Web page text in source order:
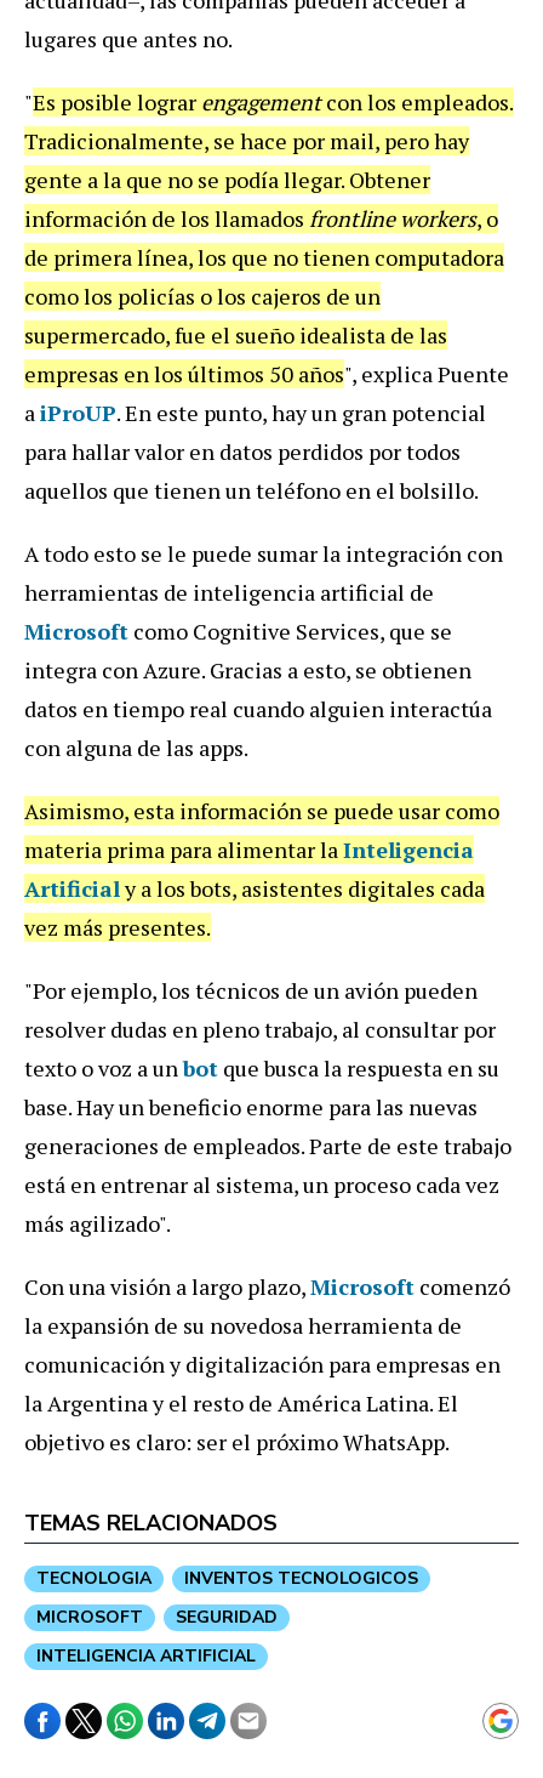
lugares que antes no.
"Es posible lograr engagementcon los empleados.
Tradicionalmente, se hace por mail, pero hay
gente a la que no se podía llegar. Obtener
información de los llamados frontline workers, o
de primera línea, los que no tienen computadora
como los policías o los cajeros de un
supermercado, fue el sueño idealista de las
empresas en los últimos 50 años", explica Puente
aiProUP. En este punto, hay un gran potencial
para hallar valor en datos perdidos por todos
aquellos que tienen un teléfono en el bolsillo.
A todo esto se le puede sumar la integración con
herramientas de inteligencia artificial de
Microsoft como Cognitive Services, que se
integra con Azure. Gracias a esto, se obtienen
datos en tiempo real cuando alguien interactúa
con alguna de las apps.
Asimismo, esta información se puede usar como
materia prima para alimentar laInteligencia
Artificialy a los bots, asistentes digitales cada
vez más presentes.
"Por ejemplo, los técnicos de un avión pueden
resolver dudas en pleno trabajo, al consultar por
texto o voz a unbot que busca la respuesta en su
base. Hay un beneficio enorme para las nuevas
generaciones de empleados. Parte de este trabajo
está en entrenar al sistema, un proceso cada vez
más agilizado".
Con una visión a largo plazo,Microsoft comenzó
la expansión de su novedosa herramienta de
comunicación y digitalización para empresas en
la Argentina y el resto de América Latina. El
objetivo es claro: ser el próximo WhatsApp.
TEMAS RELACIONADOS
TECNOLOGIA
INVENTOS TECNOLOGICOS
MICROSOFT
SEGURIDAD
INTELIGENCIA ARTIFICIAL